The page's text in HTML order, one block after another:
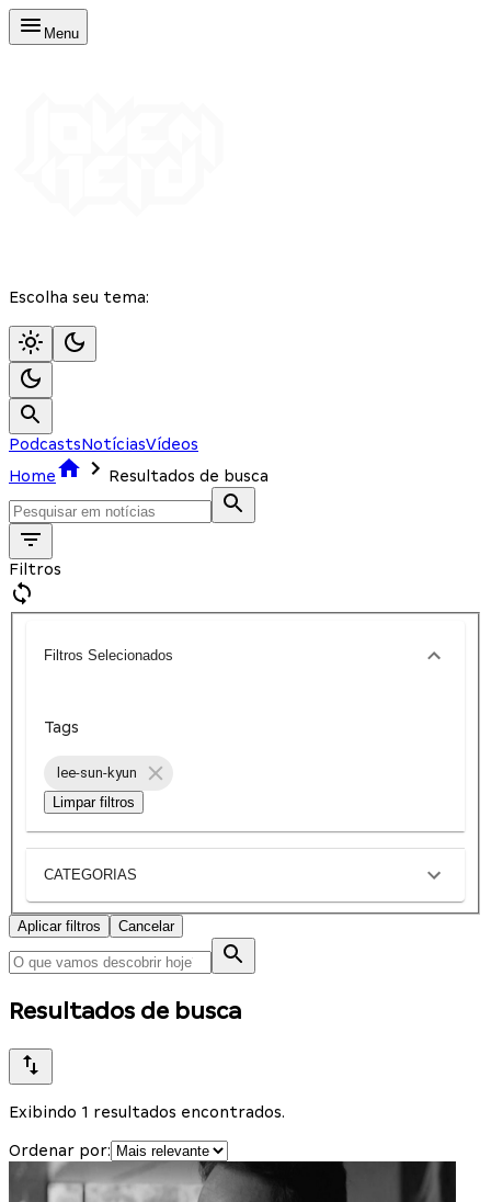
Menu
Escolha seu tema:
PodcastsNotíciasVídeos
Home
Resultados de busca
Filtros
Filtros Selecionados
Tags
lee-sun-kyun
Limpar filtros
CATEGORIAS
Aplicar filtros Cancelar
Resultados de busca
Exibindo 1 resultados encontrados.
Ordenar por: